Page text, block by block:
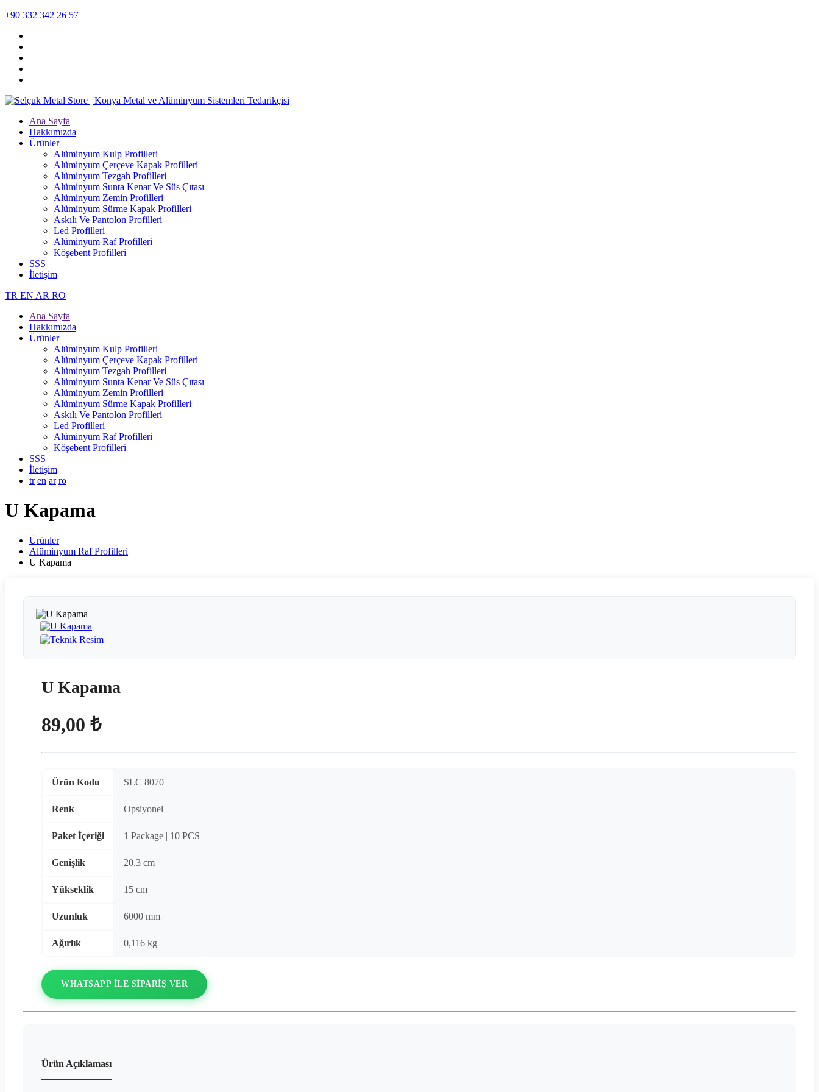
+90 332 342 26 57
Ana Sayfa
Hakkımızda
Ürünler
Alüminyum Kulp Profilleri
Alüminyum Çerçeve Kаpаk Profilleri
Alüminyum Tezgah Profilleri
Alüminyum Sunta Kenar Ve Süs Çıtası
Alüminyum Zemin Profilleri
Alüminyum Sürme Kapak Profilleri
Askılı Ve Pantolon Profilleri
Led Profilleri
Alüminyum Raf Profilleri
Köşebent Profilleri
SSS
İletişim
TR EN AR RO
Ana Sayfa
Hakkımızda
Ürünler
Alüminyum Kulp Profilleri
Alüminyum Çerçeve Kаpаk Profilleri
Alüminyum Tezgah Profilleri
Alüminyum Sunta Kenar Ve Süs Çıtası
Alüminyum Zemin Profilleri
Alüminyum Sürme Kapak Profilleri
Askılı Ve Pantolon Profilleri
Led Profilleri
Alüminyum Raf Profilleri
Köşebent Profilleri
SSS
İletişim
tr en ar ro
U Kapama
Ürünler
Alüminyum Raf Profilleri
U Kapama
U Kapama
89,00 ₺
Ürün Kodu SLC 8070
Renk Opsiyonel
Paket İçeriği 1 Package | 10 PCS
Genişlik 20,3 cm
Yükseklik 15 cm
Uzunluk 6000 mm
Ağırlık 0,116 kg
WHATSAPP ILE SIPARIŞ VER
Ürün Açıklaması